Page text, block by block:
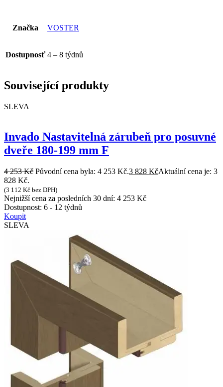
Značka VOSTER
Dostupnosť 4 – 8 týdnů
Související produkty
SLEVA
Invado Nastavitelná zárubeň pro posuvné
dveře 180-199 mm F
4 253Kč Původní cena byla: 4 253 Kč.3 828 KčAktuální cena je: 3
828 Kč.
(3 112 Kč bez DPH)
Nejnižší cena za posledních 30 dní: 4 253 Kč
Dostupnost: 6 - 12 týdnů
Koupit
SLEVA